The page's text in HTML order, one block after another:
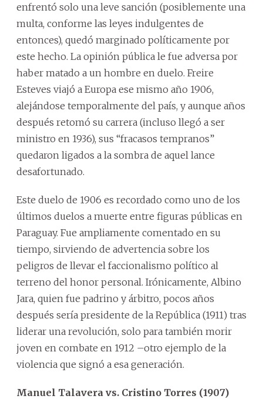
enfrentó solo una leve sanción (posiblemente una
multa, conforme las leyes indulgentes de
entonces), quedó marginado políticamente por
este hecho. La opinión pública le fue adversa por
haber matado a un hombre en duelo. Freire
Esteves viajó a Europa ese mismo año 1906,
alejándose temporalmente del país, y aunque años
después retomó su carrera (incluso llegó a ser
ministro en 1936), sus “fracasos tempranos”
quedaron ligados a la sombra de aquel lance
desafortunado.
Este duelo de 1906 es recordado como uno de los
últimos duelos a muerte entre figuras públicas en
Paraguay. Fue ampliamente comentado en su
tiempo, sirviendo de advertencia sobre los
peligros de llevar el faccionalismo político al
terreno del honor personal. Irónicamente, Albino
Jara, quien fue padrino y árbitro, pocos años
después sería presidente de la República (1911) tras
liderar una revolución, solo para también morir
joven en combate en 1912 –otro ejemplo de la
violencia que signó a esa generación.
Manuel Talavera vs. Cristino Torres (1907)